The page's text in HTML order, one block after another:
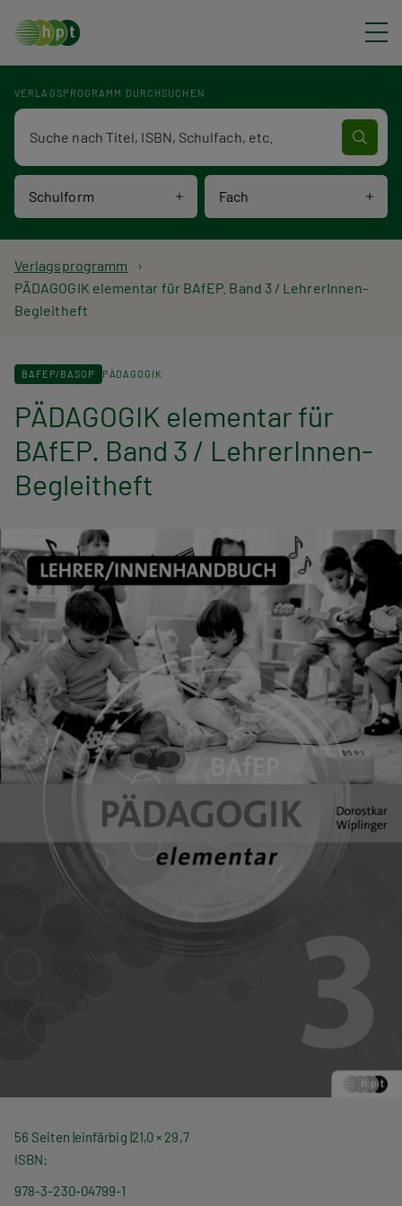
VERLAGSPROGRAMM DURCHSUCHEN
Schulform Fach
Verlagsprogramm Volltextsuche
P
f
d
n
a
v
g
a
t
i
o
n
Verlagsprogramm
PÄDAGOGIK elementar für BAfEP. Band 3 / LehrerInnen-
Begleitheft
BAFEP/BASOP PÄDAGOGIK
PÄDAGOGIK elementar für
BAfEP. Band 3 / LehrerInnen-
Begleitheft
56 Seiten einfärbig 21,0 × 29,7
ISBN
978-3-230-04799-1